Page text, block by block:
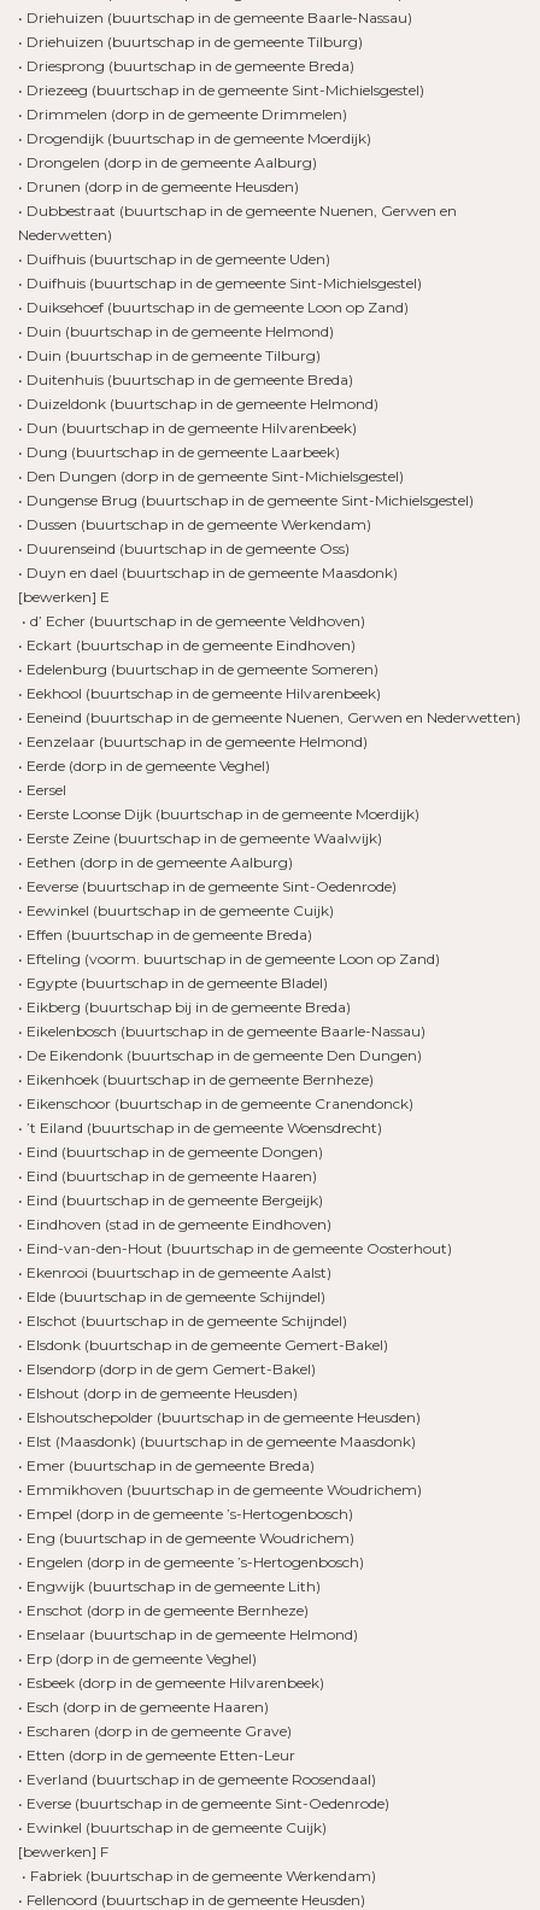
• Driehuizen (buurtschap in de gemeente Baarle-Nassau)
• Driehuizen (buurtschap in de gemeente Tilburg)
• Driesprong (buurtschap in de gemeente Breda)
• Driezeeg (buurtschap in de gemeente Sint-Michielsgestel)
• Drimmelen (dorp in de gemeente Drimmelen)
• Drogendijk (buurtschap in de gemeente Moerdijk)
• Drongelen (dorp in de gemeente Aalburg)
• Drunen (dorp in de gemeente Heusden)
• Dubbestraat (buurtschap in de gemeente Nuenen, Gerwen en
Nederwetten)
• Duifhuis (buurtschap in de gemeente Uden)
• Duifhuis (buurtschap in de gemeente Sint-Michielsgestel)
• Duiksehoef (buurtschap in de gemeente Loon op Zand)
• Duin (buurtschap in de gemeente Helmond)
• Duin (buurtschap in de gemeente Tilburg)
• Duitenhuis (buurtschap in de gemeente Breda)
• Duizeldonk (buurtschap in de gemeente Helmond)
• Dun (buurtschap in de gemeente Hilvarenbeek)
• Dung (buurtschap in de gemeente Laarbeek)
• Den Dungen (dorp in de gemeente Sint-Michielsgestel)
• Dungense Brug (buurtschap in de gemeente Sint-Michielsgestel)
• Dussen (buurtschap in de gemeente Werkendam)
• Duurenseind (buurtschap in de gemeente Oss)
• Duyn en dael (buurtschap in de gemeente Maasdonk)
[bewerken] E
• d’ Echer (buurtschap in de gemeente Veldhoven)
• Eckart (buurtschap in de gemeente Eindhoven)
• Edelenburg (buurtschap in de gemeente Someren)
• Eekhool (buurtschap in de gemeente Hilvarenbeek)
• Eeneind (buurtschap in de gemeente Nuenen, Gerwen en Nederwetten)
• Eenzelaar (buurtschap in de gemeente Helmond)
• Eerde (dorp in de gemeente Veghel)
• Eersel
• Eerste Loonse Dijk (buurtschap in de gemeente Moerdijk)
• Eerste Zeine (buurtschap in de gemeente Waalwijk)
• Eethen (dorp in de gemeente Aalburg)
• Eeverse (buurtschap in de gemeente Sint-Oedenrode)
• Eewinkel (buurtschap in de gemeente Cuijk)
• Effen (buurtschap in de gemeente Breda)
• Efteling (voorm. buurtschap in de gemeente Loon op Zand)
• Egypte (buurtschap in de gemeente Bladel)
• Eikberg (buurtschap bij in de gemeente Breda)
• Eikelenbosch (buurtschap in de gemeente Baarle-Nassau)
• De Eikendonk (buurtschap in de gemeente Den Dungen)
• Eikenhoek (buurtschap in de gemeente Bernheze)
• Eikenschoor (buurtschap in de gemeente Cranendonck)
• ’t Eiland (buurtschap in de gemeente Woensdrecht)
• Eind (buurtschap in de gemeente Dongen)
• Eind (buurtschap in de gemeente Haaren)
• Eind (buurtschap in de gemeente Bergeijk)
• Eindhoven (stad in de gemeente Eindhoven)
• Eind-van-den-Hout (buurtschap in de gemeente Oosterhout)
• Ekenrooi (buurtschap in de gemeente Aalst)
• Elde (buurtschap in de gemeente Schijndel)
• Elschot (buurtschap in de gemeente Schijndel)
• Elsdonk (buurtschap in de gemeente Gemert-Bakel)
• Elsendorp (dorp in de gem Gemert-Bakel)
• Elshout (dorp in de gemeente Heusden)
• Elshoutschepolder (buurtschap in de gemeente Heusden)
• Elst (Maasdonk) (buurtschap in de gemeente Maasdonk)
• Emer (buurtschap in de gemeente Breda)
• Emmikhoven (buurtschap in de gemeente Woudrichem)
• Empel (dorp in de gemeente ’s-Hertogenbosch)
• Eng (buurtschap in de gemeente Woudrichem)
• Engelen (dorp in de gemeente ’s-Hertogenbosch)
• Engwijk (buurtschap in de gemeente Lith)
• Enschot (dorp in de gemeente Bernheze)
• Enselaar (buurtschap in de gemeente Helmond)
• Erp (dorp in de gemeente Veghel)
• Esbeek (dorp in de gemeente Hilvarenbeek)
• Esch (dorp in de gemeente Haaren)
• Escharen (dorp in de gemeente Grave)
• Etten (dorp in de gemeente Etten-Leur
• Everland (buurtschap in de gemeente Roosendaal)
• Everse (buurtschap in de gemeente Sint-Oedenrode)
• Ewinkel (buurtschap in de gemeente Cuijk)
[bewerken] F
• Fabriek (buurtschap in de gemeente Werkendam)
• Fellenoord (buurtschap in de gemeente Heusden)